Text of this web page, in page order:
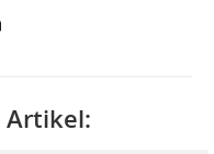
Artikel: